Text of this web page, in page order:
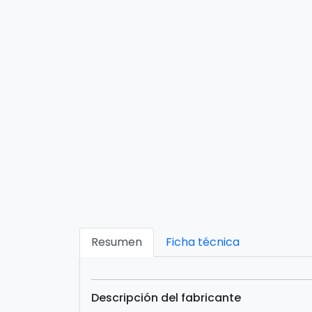
Resumen Ficha técnica
Descripción del fabricante